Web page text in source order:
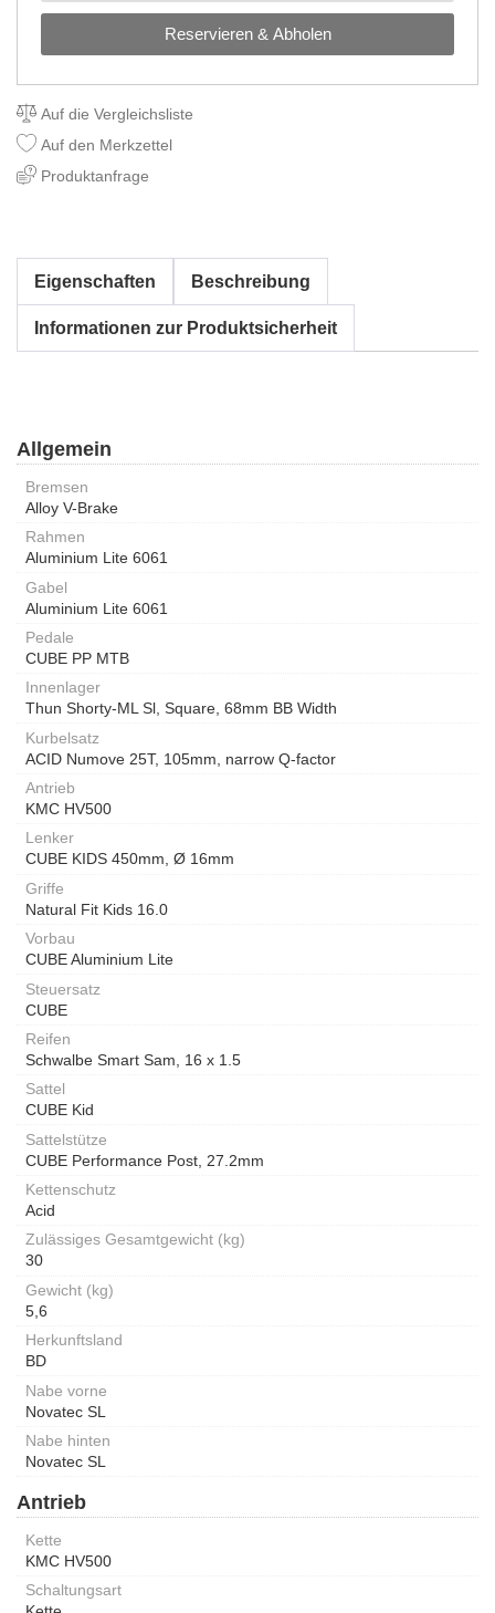
Reservieren & Abholen
Auf die Vergleichsliste
Auf den Merkzettel
Produktanfrage
Eigenschaften Beschreibung
Informationen zur Produktsicherheit
Allgemein
Bremsen
Alloy V-Brake
Rahmen
Aluminium Lite 6061
Gabel
Aluminium Lite 6061
Pedale
CUBE PP MTB
Innenlager
Thun Shorty-ML Sl, Square, 68mm BB Width
Kurbelsatz
ACID Numove 25T, 105mm, narrow Q-factor
Antrieb
KMC HV500
Lenker
CUBE KIDS 450mm, Ø 16mm
Griffe
Natural Fit Kids 16.0
Vorbau
CUBE Aluminium Lite
Steuersatz
CUBE
Reifen
Schwalbe Smart Sam, 16 x 1.5
Sattel
CUBE Kid
Sattelstütze
CUBE Performance Post, 27.2mm
Kettenschutz
Acid
Zulässiges Gesamtgewicht (kg)
30
Gewicht (kg)
5,6
Herkunftsland
BD
Nabe vorne
Novatec SL
Nabe hinten
Novatec SL
Antrieb
Kette
KMC HV500
Schaltungsart